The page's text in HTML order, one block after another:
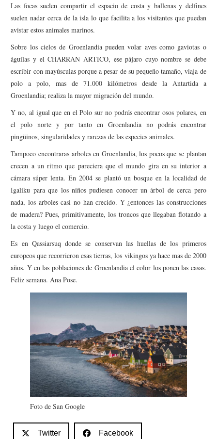
Las focas suelen compartir el espacio de costa y ballenas y delfines
suelen nadar cerca de la isla lo que facilita a los visitantes que puedan
avistar estos animales marinos.
Sobre los cielos de Groenlandia pueden volar aves como gaviotas o
águilas y el CHARRÁN ÁRTICO, ese pájaro cuyo nombre se debe
escribir con mayúsculas porque a pesar de su pequeño tamaño, viaja de
polo a polo, mas de 71.000 kilómetros desde la Antartida a
Groenlandia; realiza la mayor migración del mundo.
Y no, al igual que en el Polo sur no podrás encontrar osos polares, en
el polo norte y por tanto en Groenlandia no podrás encontrar
pingüinos, singularidades y rarezas de las especies animales.
Tampoco encontraras arboles en Groenlandia, los pocos que se plantan
crecen a un ritmo que pareciera que el mundo gira en su interior a
cámara súper lenta. En 2004 se plantó un bosque en la localidad de
Igaliku para que los niños pudiesen conocer un árbol de cerca pero
nada, los arboles casi no han crecido. Y ¿entonces las construcciones
de madera? Pues, primitivamente, los troncos que llegaban flotando a
la costa y luego el comercio.
Es en Qassiarsuq donde se conservan las huellas de los primeros
europeos que recorrieron esas tierras, los vikingos ya hace mas de 2000
años. Y en las poblaciones de Groenlandia el color los ponen las casas.
Feliz semana. Ana Pose.
Foto de San Google
Twitter Facebook